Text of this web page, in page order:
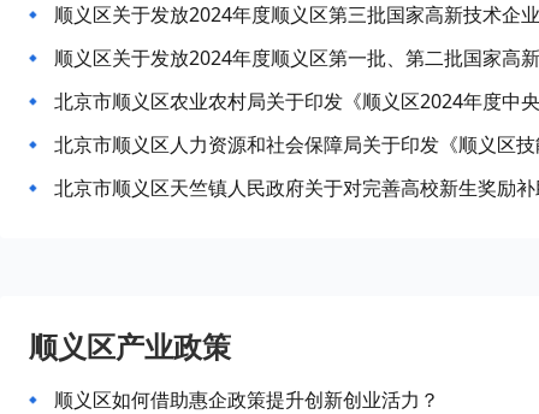
顺义区关于发放2024年度顺义区第三批国家高新技术企
顺义区关于发放2024年度顺义区第一批、第二批国家高
北京市顺义区天竺镇人民政府关于对完善高校新生奖励
顺义区产业政策
顺义区如何借助惠企政策提升创新创业活力？